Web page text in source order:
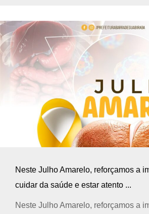
Neste Julho Amarelo, reforçamos a
cuidar da saúde e estar atento ...
Neste Julho Amarelo, reforçamos a